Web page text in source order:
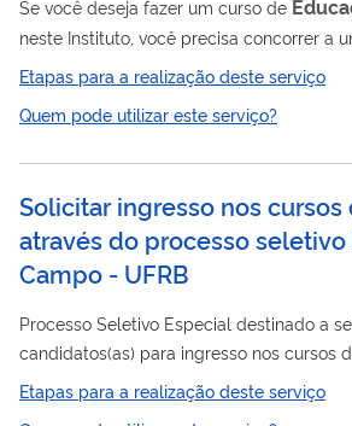
Se você deseja fazer um curso de
neste Instituto, você precisa concorrer a
processo seletivo.
Etapas para a realização deste serviço
Quem pode utilizar este serviço?
Solicitar ingresso nos
através do processo
Campo - UFRB
Processo Seletivo Especial destinado a
candidatos(as) para ingresso nos cursos
Educaçãodo Campo da UFRB, em
Etapas para a realização deste serviço